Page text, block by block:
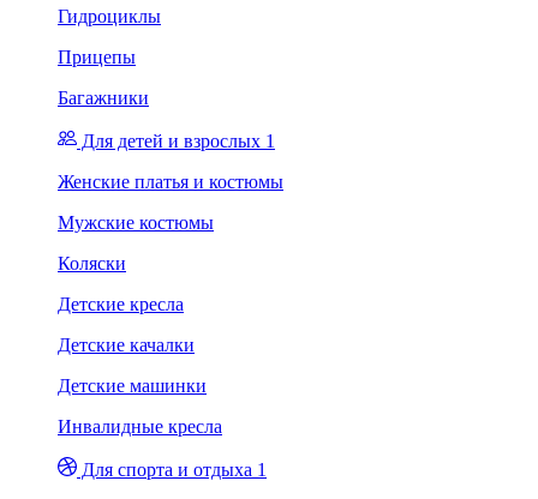
Гидроциклы
Прицепы
Багажники
Для детей и взрослых 1
Женские платья и костюмы
Мужские костюмы
Коляски
Детские кресла
Детские качалки
Детские машинки
Инвалидные кресла
Для спорта и отдыха 1